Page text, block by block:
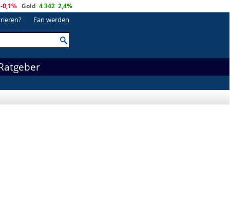
-0,1% Gold 4 342 2,4%
Fan werden